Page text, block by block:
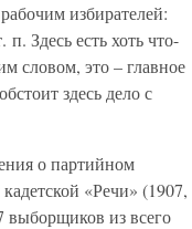
избирателей:
Здесь есть хоть что-
словом, это – главное
здесь дело с
о партийном
«Речи» (1907,
из всего